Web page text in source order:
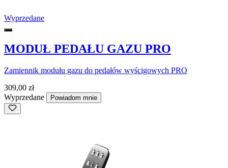
Wyprzedane
MODUŁ PEDAŁU GAZU PRO
Zamiennik modułu gazu do pedałów wyścigowych PRO
309,00 zł
Wyprzedane
Powiadom mnie